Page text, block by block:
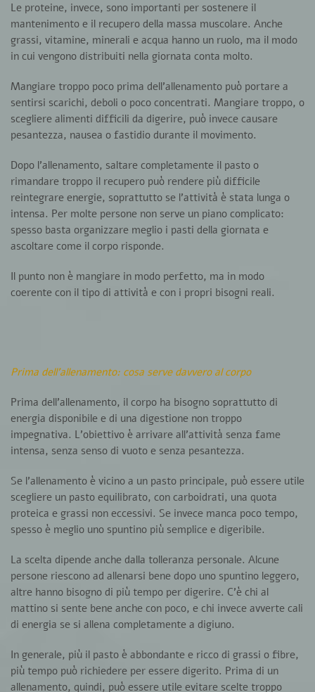
Le proteine, invece, sono importanti per sostenere il
mantenimento e il recupero della massa muscolare. Anche
grassi, vitamine, minerali e acqua hanno un ruolo, ma il modo
in cui vengono distribuiti nella giornata conta molto.
Mangiare troppo poco prima dell’allenamento può portare a
sentirsi scarichi, deboli o poco concentrati. Mangiare troppo, o
scegliere alimenti difficili da digerire, può invece causare
pesantezza, nausea o fastidio durante il movimento.
Dopo l’allenamento, saltare completamente il pasto o
rimandare troppo il recupero può rendere più difficile
reintegrare energie, soprattutto se l’attività è stata lunga o
intensa. Per molte persone non serve un piano complicato:
spesso basta organizzare meglio i pasti della giornata e
ascoltare come il corpo risponde.
Il punto non è mangiare in modo perfetto, ma in modo
coerente con il tipo di attività e con i propri bisogni reali.
Prima dell’allenamento: cosa serve davvero al corpo
Prima dell’allenamento, il corpo ha bisogno soprattutto di
energia disponibile e di una digestione non troppo
impegnativa. L’obiettivo è arrivare all’attività senza fame
intensa, senza senso di vuoto e senza pesantezza.
Se l’allenamento è vicino a un pasto principale, può essere utile
scegliere un pasto equilibrato, con carboidrati, una quota
proteica e grassi non eccessivi. Se invece manca poco tempo,
spesso è meglio uno spuntino più semplice e digeribile.
La scelta dipende anche dalla tolleranza personale. Alcune
persone riescono ad allenarsi bene dopo uno spuntino leggero,
altre hanno bisogno di più tempo per digerire. C’è chi al
mattino si sente bene anche con poco, e chi invece avverte cali
di energia se si allena completamente a digiuno.
In generale, più il pasto è abbondante e ricco di grassi o fibre,
più tempo può richiedere per essere digerito. Prima di un
allenamento, quindi, può essere utile evitare scelte troppo